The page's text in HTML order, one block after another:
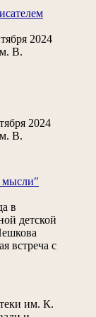
2024
В.
2024
В.
в
детской
встреча с
им. К.